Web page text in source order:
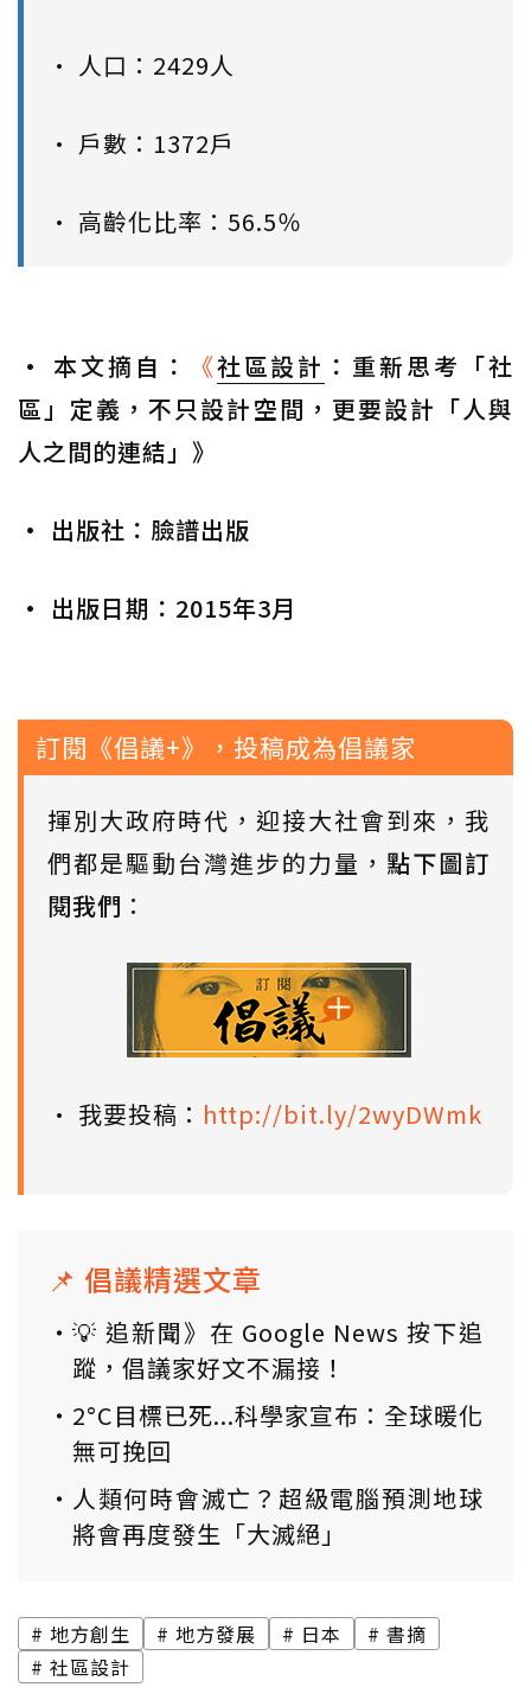
• 人口：2429人
• 戶數：1372戶
• 高齡化比率：56.5％
• 本文摘自： 《社區設計 ：重新思考「社
區」定義，不只設計空間，更要設計「人與
人之間的連結」》
• 出版社：臉譜出版
• 出版日期：2015年3月
訂閱《倡議+》，投稿成為倡議家
揮別大政府時代，迎接大社會到來，我
們都是驅動台灣進步的力量， 點下圖訂
閱我們 ：
• 我要投稿： http://bit.ly/2wyDWmk
📌 倡議精選文章
💡 追新聞》在 Google News 按下追
蹤，倡議家好文不漏接！
2°C目標已死...科學家宣布：全球暖化
無可挽回
人類何時會滅亡？超級電腦預測地球
將會再度發生「大滅絕」
地方創生 地方發展 日本
書摘
社區設計